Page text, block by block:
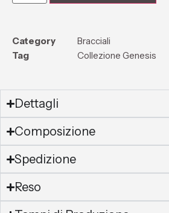
Category
Bracciali
Tag
Collezione Genesis
Dettagli
Composizione
Spedizione
Reso